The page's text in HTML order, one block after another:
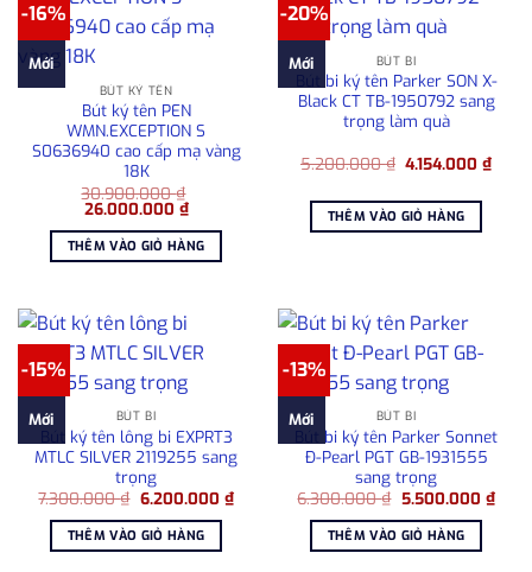
-16%
Mới
BÚT KÝ TÊN
Bút ký tên PEN
WMN.EXCEPTION S
S0636940 cao cấp mạ vàng
18K
30.900.000₫
Giá
là:
30.900.000 ₫.
26.000.000 ₫Giá
hiện
tại
là:
26.000.000 ₫.
THÊM VÀO GIỎ HÀNG
-20%
Mới BÚT BI
Bút bi ký tên Parker SON X-
Black CT TB-1950792 sang
trọng làm quà
5.200.000₫ Giá
5.200.000 ₫.
4.154.000₫Giá
hiện
THÊM VÀO GIỎ HÀNG
-15%
Mới BÚT BI
Bút ký tên lông bi EXPRT3
MTLC SILVER 2119255 sang
trọng
7.300.000₫ Giá
là:
7.300.000 ₫.
6.200.000 ₫Giá
hiện
6.200.000 ₫.
THÊM VÀO GIỎ HÀNG
-13%
Mới BÚT BI
Bút bi ký tên Parker Sonnet
Đ-Pearl PGT GB-1931555
sang trọng
6.300.000₫ Giá
là:
6.300.000 ₫.
5.500.000 ₫Giá
hiện
THÊM VÀO GIỎ HÀNG